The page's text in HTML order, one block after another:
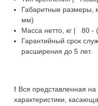
Габаритные размеры,
мм)
Масса нетто, кг | 80 -
Гарантийный срок
расширения до 5 лет.
! Вся представленная
характеристики,